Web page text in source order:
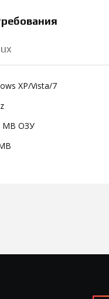
XP/Vista/7
MB ОЗУ